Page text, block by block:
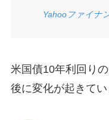
Yahooファイナ
米国債10年利回り
後に変化が起きてい